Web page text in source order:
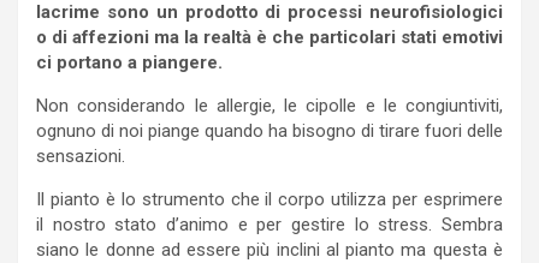
lacrime sono un prodotto di processi neurofisiologici
o di affezioni ma la realtà è che particolari stati emotivi
ci portano a piangere.
Non considerando le allergie, le cipolle e le congiuntiviti,
ognuno di noi piange quando ha bisogno di tirare fuori delle
sensazioni.
Il pianto è lo strumento che il corpo utilizza per esprimere
il nostro stato d’animo e per gestire lo stress. Sembra
siano le donne ad essere più inclini al pianto ma questa è